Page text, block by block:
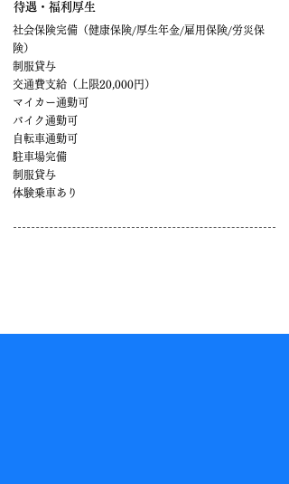
待遇・福利厚生
社会保険完備（健康保険/厚生年金/雇用保険/労災保
険）
制服貸与
交通費支給（上限20,000円）
マイカー通勤可
バイク通勤可
自転車通勤可
駐車場完備
制服貸与
体験乗車あり